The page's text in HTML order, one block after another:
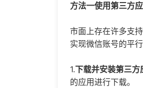
方法一使用第三方
市面上存在许多支
实现微信账号的平
1.下载并安装第三方
的应用进行下载。